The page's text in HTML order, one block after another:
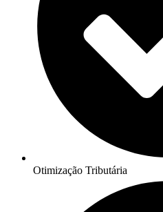
Otimização Tributária